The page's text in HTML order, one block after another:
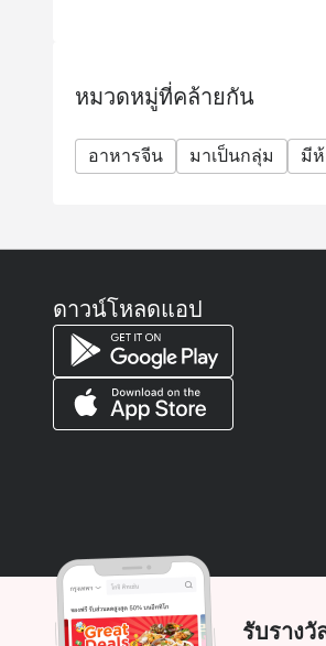
หมวดหมู่ที่คล้ายกัน
อาหารจีน มาเป็นกลุ่ม มี
ดาวน์โหลดแอป
รับราง